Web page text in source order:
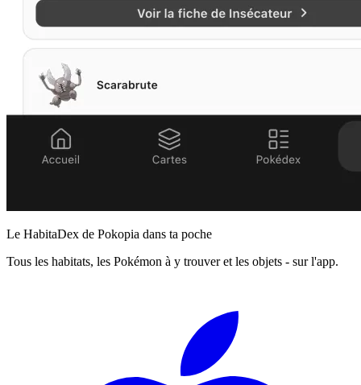
Le HabitaDex de Pokopia dans ta poche
Tous les habitats, les Pokémon à y trouver et les objets - sur l'app.